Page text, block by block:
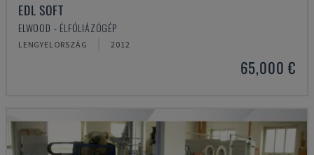
EDL SOFT
ELWOOD - ÉLFÓLIÁZÓGÉP
LENGYELORSZÁG 2012
65,000 €